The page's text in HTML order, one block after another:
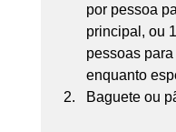
por pessoa
principal, ou
pessoas
enquanto
Baguete ou